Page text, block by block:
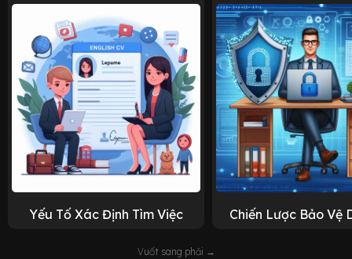
Yếu Tố Xác Định Tìm Việc Chiến Lược Bảo Vệ
Vuốt sang phải →